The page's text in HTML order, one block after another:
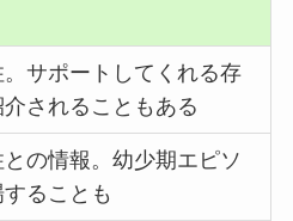
サポートしてくれる存
されることもある
の情報。幼少期エピソ
ることも